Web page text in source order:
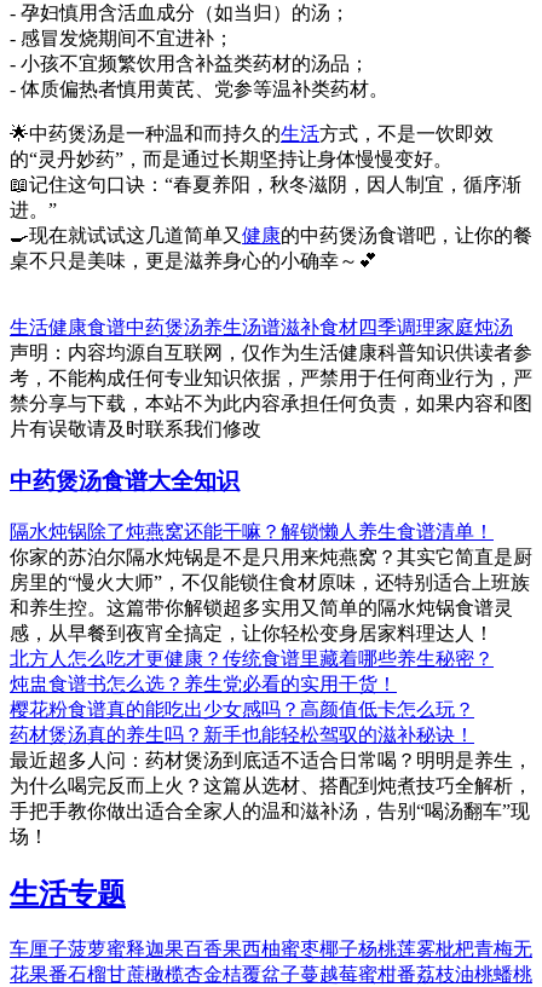
- 孕妇慎用含活血成分（如当归）的汤；
- 感冒发烧期间不宜进补；
- 小孩不宜频繁饮用含补益类药材的汤品；
- 体质偏热者慎用黄芪、党参等温补类药材。
🌟中药煲汤是一种温和而持久的生活方式，不是一饮即效
的“灵丹妙药”，而是通过长期坚持让身体慢慢变好。
📖记住这句口诀：“春夏养阳，秋冬滋阴，因人制宜，循序渐
进。”
🍳现在就试试这几道简单又 健康的中药煲汤食谱吧，让你的餐
桌不只是美味，更是滋养身心的小确幸～💕
生活健康食谱中药煲汤养生汤谱滋补食材四季调理家庭炖汤
声明：内容均源自互联网，仅作为生活健康科普知识供读者参
考，不能构成任何专业知识依据，严禁用于任何商业行为，严
禁分享与下载，本站不为此内容承担任何负责，如果内容和图
片有误敬请及时联系我们修改
中药煲汤食谱大全知识
隔水炖锅除了炖燕窝还能干嘛？解锁懒人养生食谱清单！
你家的苏泊尔隔水炖锅是不是只用来炖燕窝？其实它简直是厨
房里的“慢火大师”，不仅能锁住食材原味，还特别适合上班族
和养生控。这篇带你解锁超多实用又简单的隔水炖锅食谱灵
感，从早餐到夜宵全搞定，让你轻松变身居家料理达人！
北方人怎么吃才更健康？传统食谱里藏着哪些养生秘密？
炖盅食谱书怎么选？养生党必看的实用干货！
樱花粉食谱真的能吃出少女感吗？高颜值低卡怎么玩？
药材煲汤真的养生吗？新手也能轻松驾驭的滋补秘诀！
最近超多人问：药材煲汤到底适不适合日常喝？明明是养生，
为什么喝完反而上火？这篇从选材、搭配到炖煮技巧全解析，
手把手教你做出适合全家人的温和滋补汤，告别“喝汤翻车”现
场！
生活专题
车厘子菠萝蜜释迦果百香果西柚蜜枣椰子杨桃莲雾枇杷青梅无
花果番石榴甘蔗橄榄杏金桔覆盆子蔓越莓蜜柑番荔枝油桃蟠桃